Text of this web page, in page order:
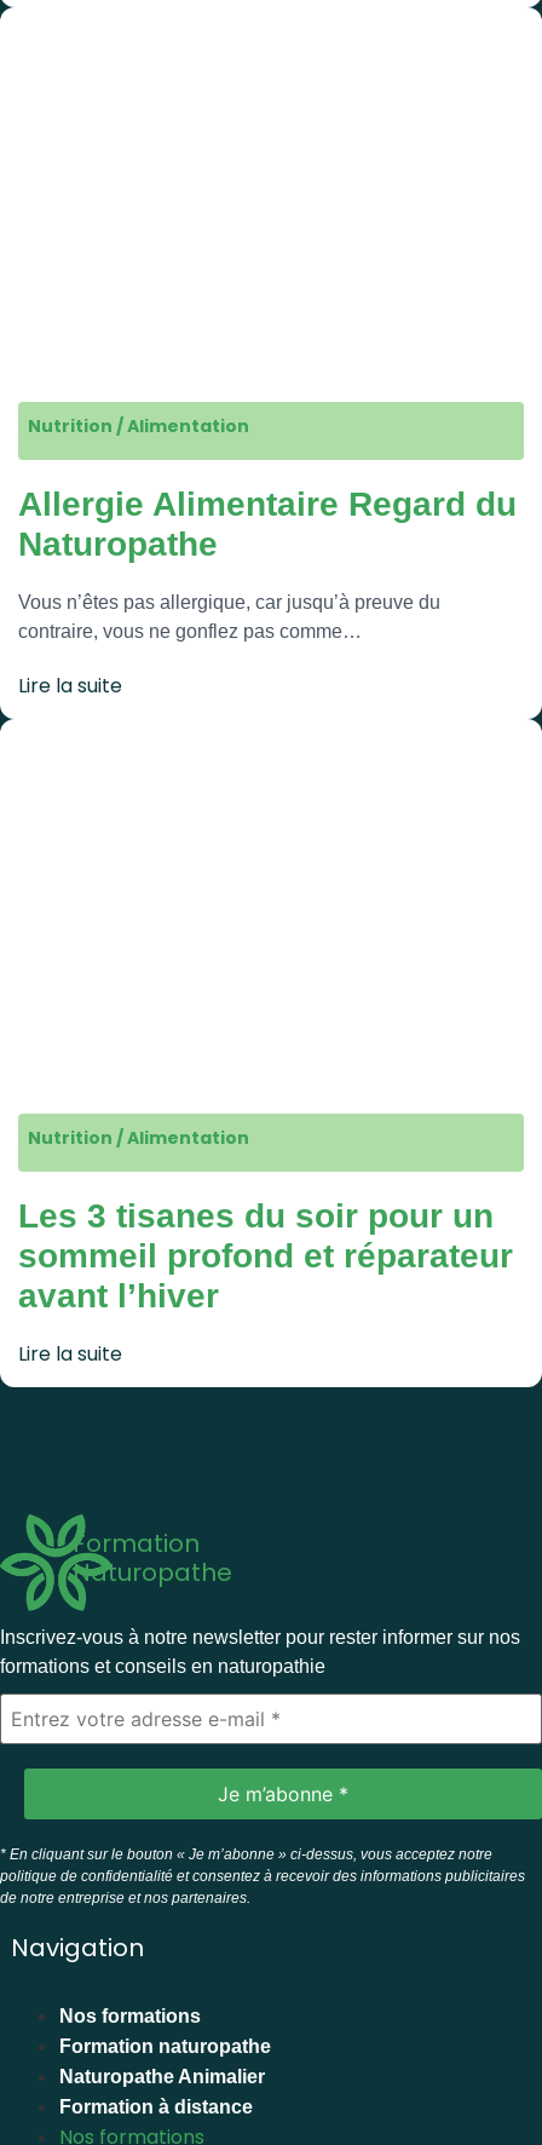
Nutrition / Alimentation
Allergie Alimentaire Regard du
Naturopathe
Vous n’êtes pas allergique, car jusqu’à preuve du
contraire, vous ne gonflez pas comme…
Lire la suite
Nutrition / Alimentation
Les 3 tisanes du soir pour un
sommeil profond et réparateur
avant l’hiver
Lire la suite
Formation
Naturopathe
Inscrivez-vous à notre newsletter pour rester informer sur nos
formations et conseils en naturopathie
* En cliquant sur le bouton « Je m’abonne » ci-dessus, vous acceptez notre
politique de confidentialité et consentez à recevoir des informations publicitaires
de notre entreprise et nos partenaires.
Navigation
Nos formations
Formation naturopathe
Naturopathe Animalier
Formation à distance
Nos formations